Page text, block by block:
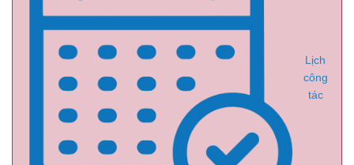
Lịch
công
tác